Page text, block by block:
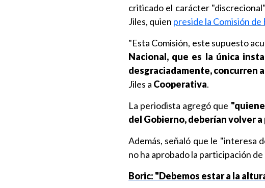
criticado el carácter
Jiles, quien preside la Comisión de
"Esta Comisión, este supuesto
Nacional, que es la única
desgraciadamente, concurren
Jiles a Cooperativa.
La periodista agregó que
del Gobierno, deberían volver
Además, señaló que le "interesa
no ha aprobado la participación
Boric: "Debemos estar a la